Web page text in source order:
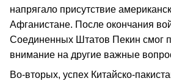
напрягало присутствие
Афганистане. После окончания
Соединенных Штатов Пекин смог
внимание на другие важные
Во-вторых, успех Китайско-